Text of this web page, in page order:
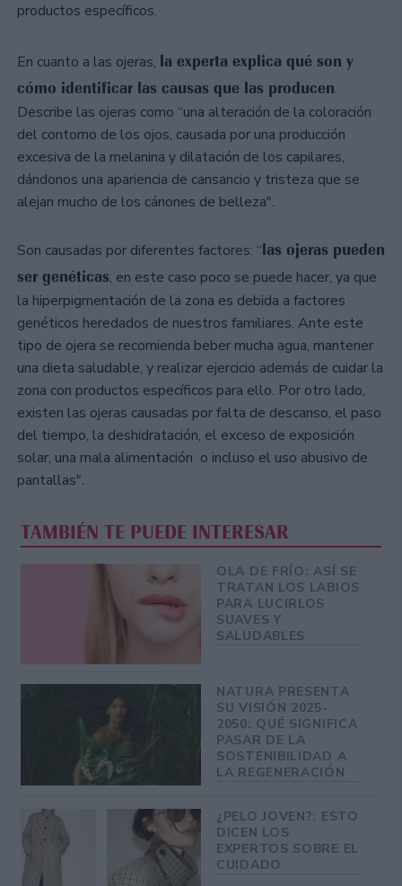
productos específicos.
En cuanto a las ojeras, la experta explica qué son y
cómo identificar las causas que las producen.
Describe las ojeras como “una alteración de la coloración
del contorno de los ojos, causada por una producción
excesiva de la melanina y dilatación de los capilares,
dándonos una apariencia de cansancio y tristeza que se
alejan mucho de los cánones de belleza".
Son causadas por diferentes factores: “las ojeras pueden
ser genéticas, en este caso poco se puede hacer, ya que
la hiperpigmentación de la zona es debida a factores
genéticos heredados de nuestros familiares. Ante este
tipo de ojera se recomienda beber mucha agua, mantener
una dieta saludable, y realizar ejercicio además de cuidar la
zona con productos específicos para ello. Por otro lado,
existen las ojeras causadas por falta de descanso, el paso
del tiempo, la deshidratación, el exceso de exposición
solar, una mala alimentación o incluso el uso abusivo de
pantallas".
TAMBIÉN TE PUEDE INTERESAR
OLA DE FRÍO: ASÍ SE
TRATAN LOS LABIOS
PARA LUCIRLOS
SUAVES Y
SALUDABLES
NATURA PRESENTA
SU VISIÓN 2025-
2050: QUÉ SIGNIFICA
PASAR DE LA
SOSTENIBILIDAD A
LA REGENERACIÓN
¿PELO JOVEN?: ESTO
DICEN LOS
EXPERTOS SOBRE EL
CUIDADO